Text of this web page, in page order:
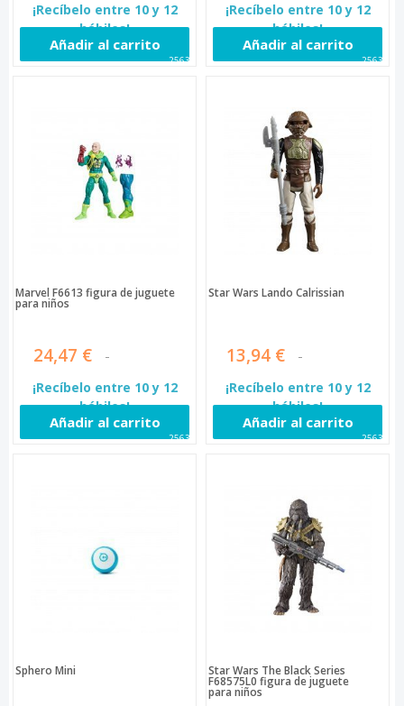
¡Recíbelo entre 10 y 12
hábiles!
Añadir al carrito
25631
¡Recíbelo entre 10 y 12
hábiles!
Añadir al carrito
25632
Marvel F6613 figura de juguete
para niños
24,47 €
¡Recíbelo entre 10 y 12
hábiles!
Añadir al carrito
25634
Star Wars Lando Calrissian
13,94 €
¡Recíbelo entre 10 y 12
hábiles!
Añadir al carrito
25635
Sphero Mini Star Wars The Black Series
F68575L0 figura de juguete
para niños